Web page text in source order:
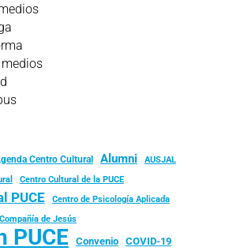
Centro Cultural Alumni
AUSJAL
Centro Cultural de la PUCE
PUCE Centro de Psicología Aplicada
Compañía de Jesús
PUCE Convenio
COVID-19